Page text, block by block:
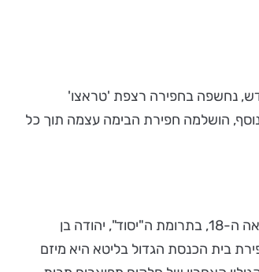
נחשפה בחפירה רצפת 'טראצו'
הדפוס שמצאנו בשנת 2019 על ריצפת בימת בית הכנסת. בנוסף, הושלמה חפירת הבימה עצמה תוך כל
ארון הקודש, ששרידיו נחשפו בעונת החפירות שהסתיימה כעת, ואשר מופיע במלוא פארו בתמונות הרבות של בית הכנסת שופץ לאחר שריפה במאה ה-18, בתרומת ה"יסוד", יהודה בן
חפירת בית הכנסת הגדול בליטא היא מיזם